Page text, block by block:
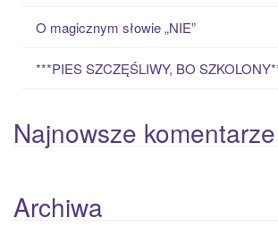
O magicznym słowie „NIE”
***PIES SZCZĘŚLIWY, BO
Najnowsze komentarze
Archiwa